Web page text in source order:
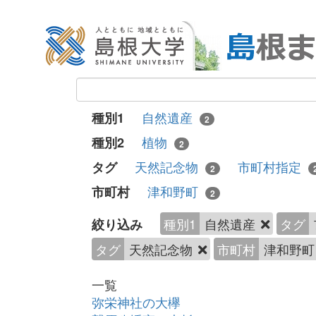
種別1 自然遺産 2
種別2 植物 2
タグ 天然記念物 2 市町村指定
市町村 津和野町 2
絞り込み 種別1 自然遺産 タグ
タグ 天然記念物 市町村 津和野
一覧
弥栄神社の大欅